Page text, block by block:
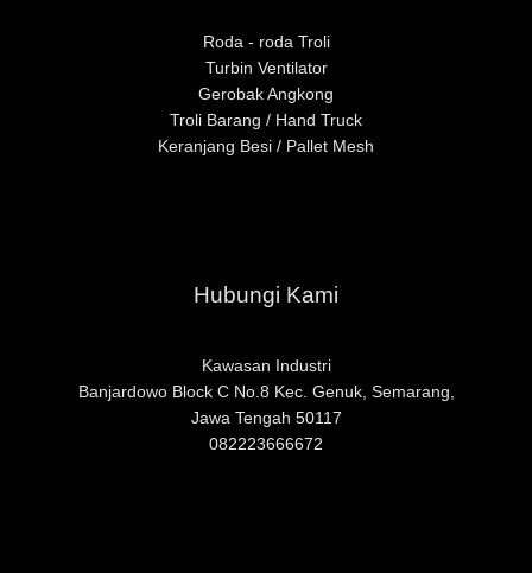
Roda - roda Troli
Turbin Ventilator
Gerobak Angkong
Troli Barang / Hand Truck
Keranjang Besi / Pallet Mesh
Hubungi Kami
Kawasan Industri
Banjardowo Block C No.8 Kec. Genuk, Semarang,
Jawa Tengah 50117
082223666672